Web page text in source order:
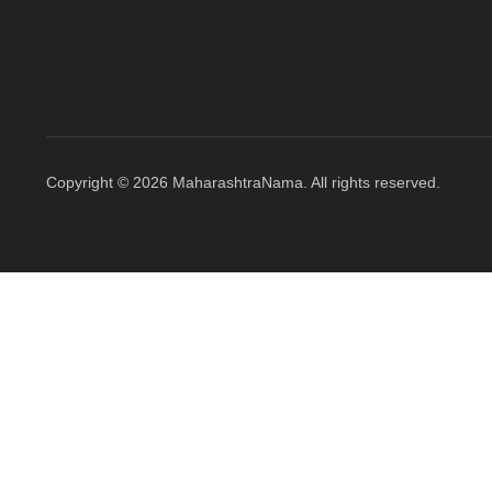
Copyright © 2026 MaharashtraNama. All rights reserved.